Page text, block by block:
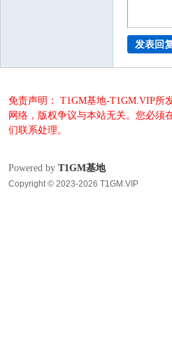
发表回
免责声明： T1GM基地-T1GM.VIP所
网络，版权争议与本站无关。您必须
们联系处理。
Powered by T1GM基地
Copyright © 2023-2026 T1GM.VIP